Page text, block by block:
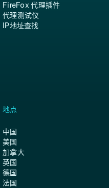
FireFox 代理插件
代理测试仪
IP地址查找
地点
中国
美国
加拿大
英国
德国
法国